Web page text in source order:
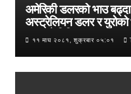
अमेरिकी डलरको भाउ
अस्ट्रेलियन डलर र युरोको
आजको विनिमयदर
११ माघ २०८१, शुक्रबार ०५:०१